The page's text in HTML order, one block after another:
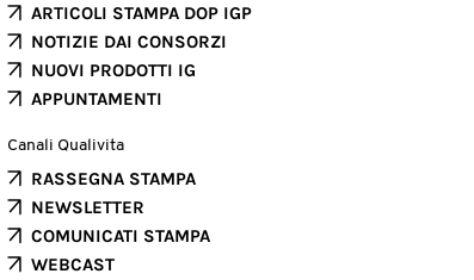
ARTICOLI STAMPA DOP IGP
NOTIZIE DAI CONSORZI
NUOVI PRODOTTI IG
APPUNTAMENTI
Canali Qualivita
RASSEGNA STAMPA
NEWSLETTER
COMUNICATI STAMPA
WEBCAST